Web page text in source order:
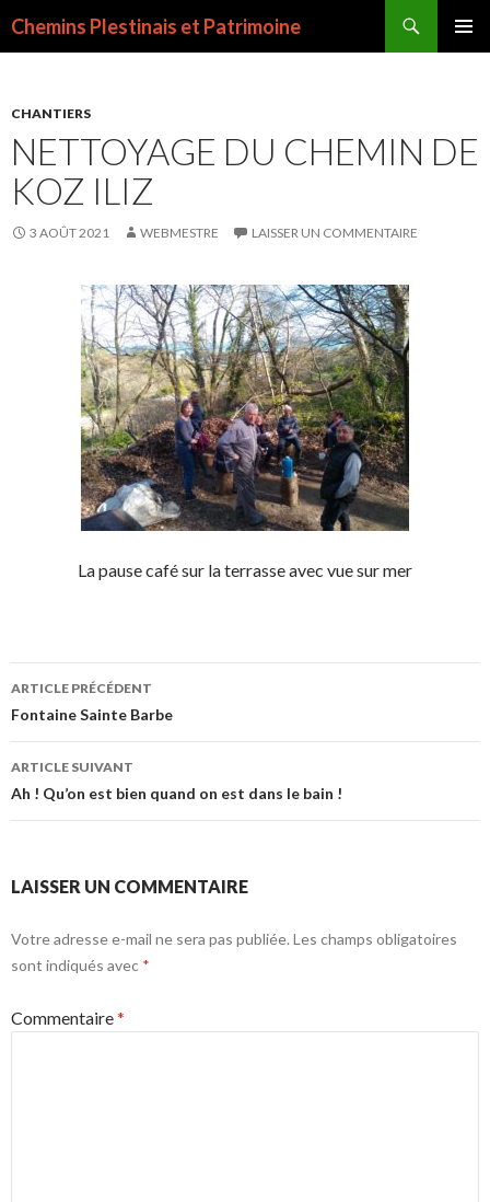
Chemins Plestinais et Patrimoine
PRINCIPAL
CHANTIERS
NETTOYAGE DU CHEMIN DE
KOZ ILIZ
3 AOÛT 2021 WEBMESTRE LAISSER UN COMMENTAIRE
La pause café sur la terrasse avec vue sur mer
Navigation
de
l’article
ARTICLE PRÉCÉDENT
Fontaine Sainte Barbe
ARTICLE SUIVANT
Ah ! Qu’on est bien quand on est dans le bain !
LAISSER UN COMMENTAIRE
Votre adresse e-mail ne sera pas publiée. Les champs obligatoires
sont indiqués avec *
Commentaire*